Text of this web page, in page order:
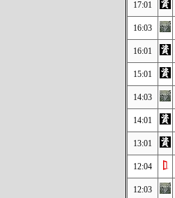
17:01
16:03
16:01
15:01
14:03
14:01
13:01
12:04
12:03